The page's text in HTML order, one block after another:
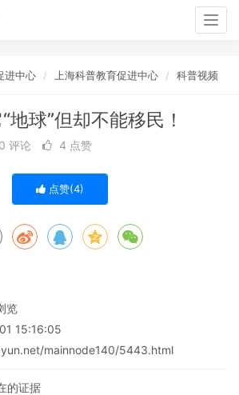
进中心 上海科普教育促进中心 科普视频
地球”但却不能移民！
0 评论 4 点赞
点赞(4)
览
15:16:05
mainnode140/5443.html
的证据